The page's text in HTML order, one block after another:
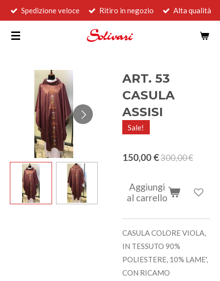
Vai
contenuto
Spedizione veloce Ritiro in negozio Alta qualità
ART. 53
CASULA
ASSISI
Sale!
150,00 €300,00 €
Aggiungi
al carrello
CASULA COLORE VIOLA,
IN TESSUTO 90%
POLIESTERE, 10% LAME',
CON RICAMO